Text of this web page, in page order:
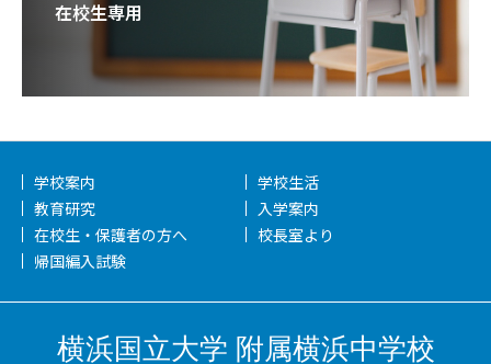
在校生専用
学校案内
学校生活
教育研究
入学案内
在校生・保護者の方へ
校長室より
帰国編入試験
横浜国立大学 附属横浜中学校